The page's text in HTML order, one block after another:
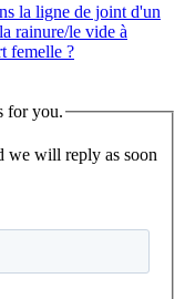
la ligne de joint d'un
rainure/le vide à
femelle ?
for you.
we will reply as soon